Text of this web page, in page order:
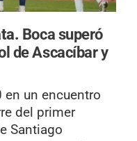
Boca superó
de Ascacíbar y
en un encuentro
del primer
Santiago